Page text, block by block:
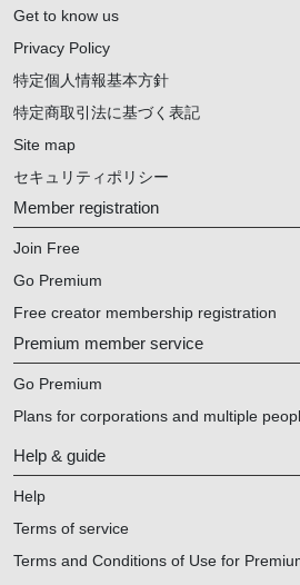
Get to know us
Privacy Policy
特定個人情報基本方針
特定商取引法に基づく表記
Site map
セキュリティポリシー
Member registration
Join Free
Go Premium
Free creator membership registration
Premium member service
Go Premium
Plans for corporations and multiple
Help & guide
Help
Terms of service
Terms and Conditions of Use for